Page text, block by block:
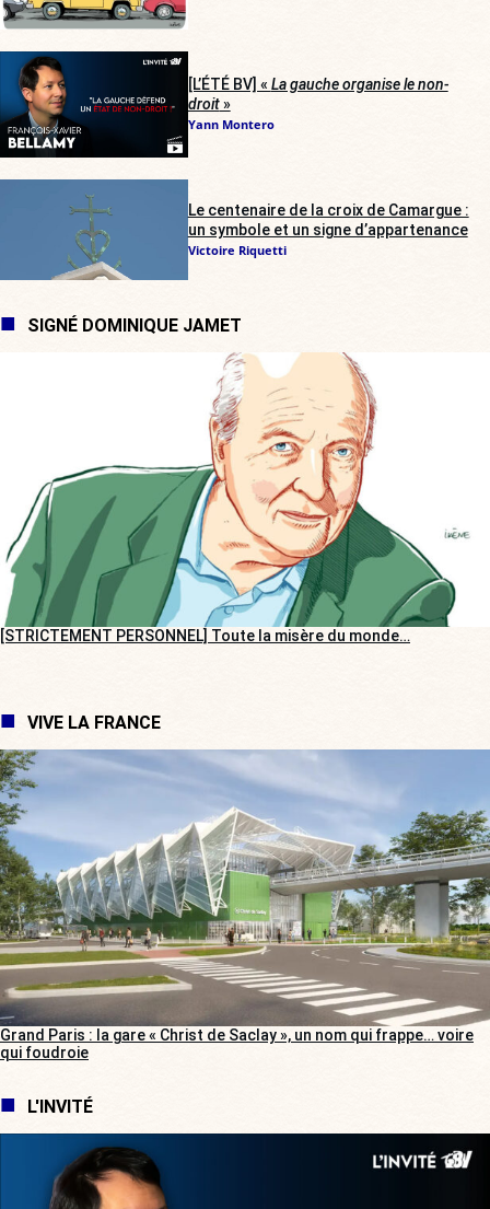
[L’ÉTÉ BV] « La gauche organise le non-
droit»
Yann Montero
Le centenaire de la croix de Camargue :
un symbole et un signe d’appartenance
Victoire Riquetti
SIGNÉ DOMINIQUE JAMET
[STRICTEMENT PERSONNEL] Toute la misère du monde…
VIVE LA FRANCE
Grand Paris : la gare « Christ de Saclay », un nom qui frappe… voire
qui foudroie
L'INVITÉ